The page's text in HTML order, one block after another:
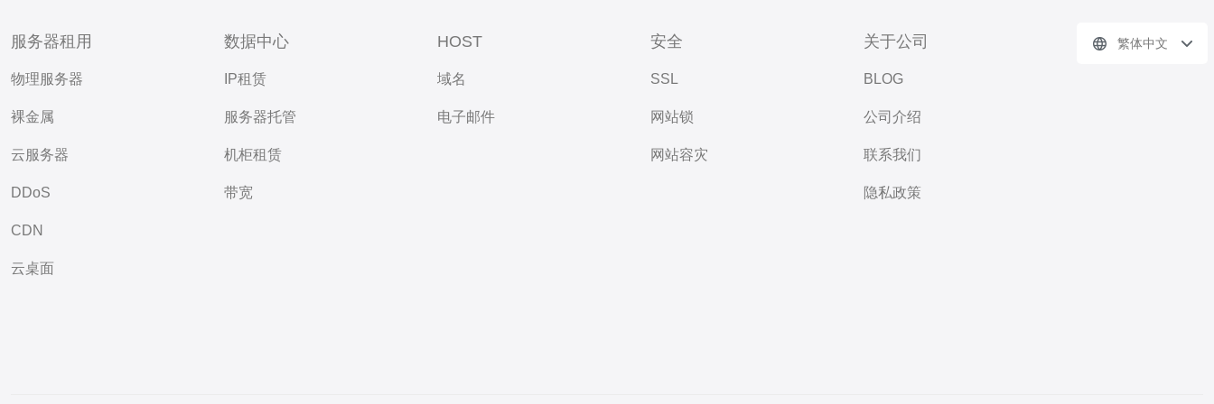
服务器租用
物理服务器
裸金属
云服务器
DDoS
CDN
云桌面
数据中心
IP租赁
服务器托管
机柜租赁
带宽
HOST
域名
电子邮件
安全
SSL
网站锁
网站容灾
关于公司
BLOG
公司介绍
联系我们
隐私政策
繁体中文